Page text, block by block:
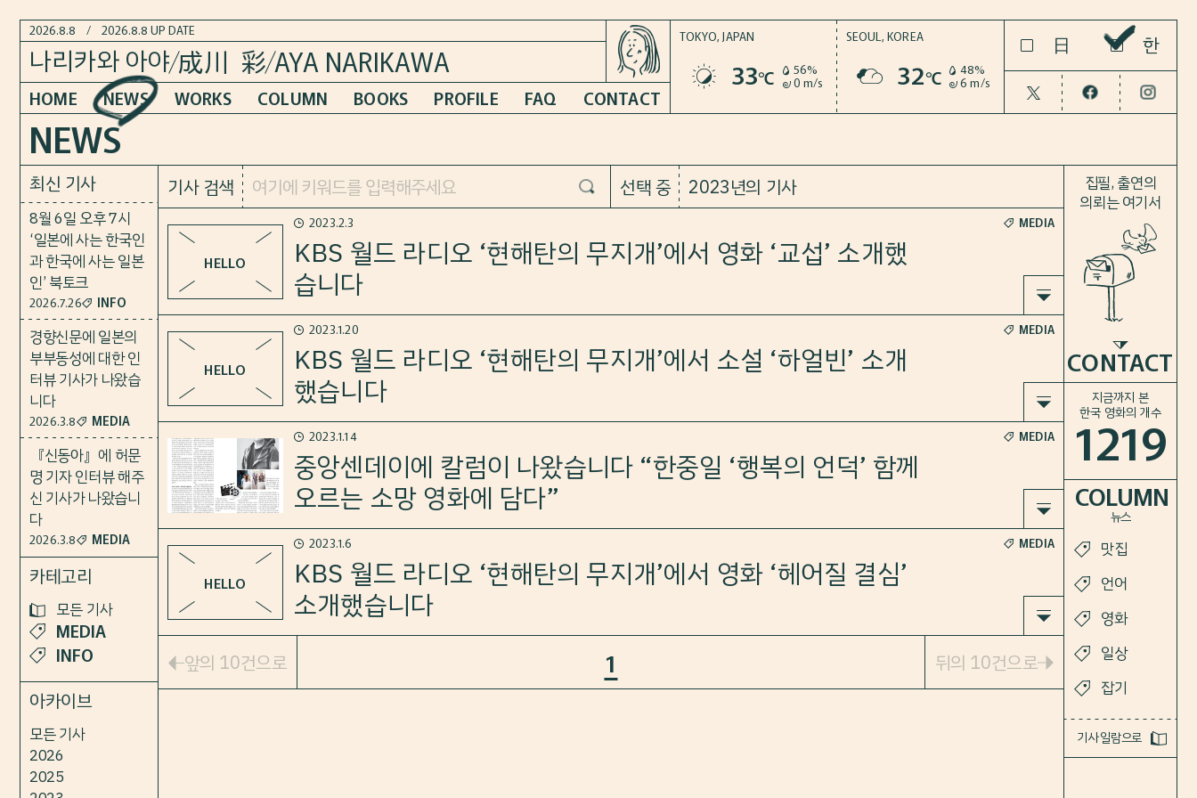
2026.8.8 / 2026.8.8 UP DATE
나리카와아야 成川 彩 AYA NARIKAWA
HOME NEWS WORKS COLUMN BOOKS PROFILE FAQ CONTACT
TOKYO,JAPAN
33℃ 56%
0 m/s
SEOUL, KOREA
32℃ 48%
6 m/s
日 한
집필, 출연의
의뢰는 여기서
CONTACT
지금까지 본
한국 영화의 개수
1219
COLUMN
뉴스
맛집
언어
영화
일상
잡기
기사 일람으로
최신 기사
8월 6일 오후 7시
‘일본에 사는 한국인
과 한국에 사는 일본
인’ 북토크
2026.7.26 INFO
경향신문에 일본의
부부동성에 대한 인
터뷰 기사가 나왔습
니다
2026.3.8 MEDIA
『신동아』에 허문
명 기자 인터뷰 해주
신 기사가 나왔습니
다
2026.3.8 MEDIA
카테고리
모든 기사
MEDIA
INFO
아카이브
모든 기사
2026
2025
NEWS
기사 검색 선택 중 2023년의 기사
HELLO
2023.2.3 MEDIA
KBS 월드 라디오 ‘현해탄의 무지개’에서 영화 ‘교섭’ 소개했
습니다
2023년 2월 2일 방송에서 임순례 감독, 황정민&현빈 주연 영화 ‘교섭’을 소개했습니다.
아래 링크 파란색 스피커를 클릭하면 라디오 음성을 들을 수 있습니다. ※일본어 방송
https://world.kbs.co.kr/service/contents_view.htm?lang=j&menu_cate=culture&id=
&board_seq=434507&page=0&board_code=seoullife_j
HELLO
2023.1.20 MEDIA
KBS 월드 라디오 ‘현해탄의 무지개’에서 소설 ‘하얼빈’ 소개
했습니다
2023년 1월 19일 방송에서 2022년의 베스트셀러 김훈의 소설 ‘하얼빈’을 소개했습니다.
아래 링크 파란색 스피커를 클릭하면 라디오 음성을 들을 수 있습니다. ※일본어 방송
https://world.kbs.co.kr/service/contents_view.htm?lang=j&menu_cate=culture&id=
&board_seq=434027
2023.1.14 MEDIA
중앙센데이에 칼럼이 나왔습니다 “한중일 ‘행복의 언덕’ 함께
오르는 소망 영화에 담다”
중앙선데이에 칼럼이 나왔습니다.
“한중일 ‘행복의 언덕’ 함께 오르는 소망 영화에 담다”
HELLO
2023.1.6 MEDIA
KBS 월드 라디오 ‘현해탄의 무지개’에서 영화 ‘헤어질 결심’
소개했습니다
2023년 1월 5일 방송에서 박찬욱 감독 ‘헤어질 결심’ 소개했습니다.
앞의 10건으로 1 뒤의 10건으로